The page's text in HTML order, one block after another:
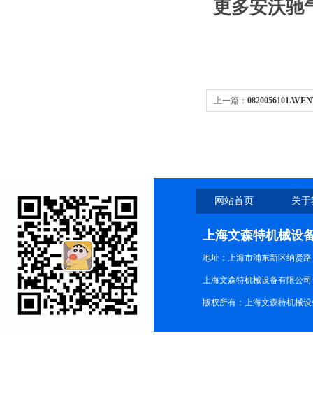
更多安沃驰
上一篇：
网站首页 关
上海文森特机械设
地址：上海市浦东新区纳贤路
上海文森特机械设备有限公
版权所有：上海文森特机械